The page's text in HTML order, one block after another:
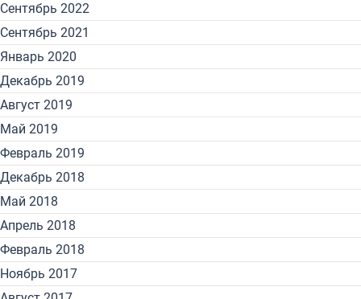
Сентябрь 2022
Сентябрь 2021
Январь 2020
Декабрь 2019
Август 2019
Май 2019
Февраль 2019
Декабрь 2018
Май 2018
Апрель 2018
Февраль 2018
Ноябрь 2017